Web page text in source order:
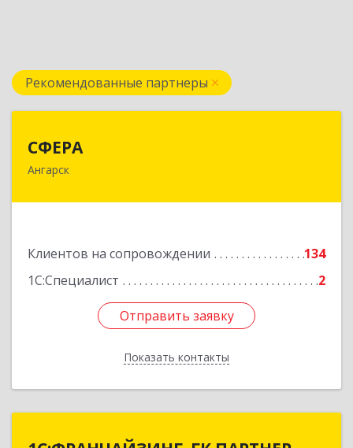
Рекомендованные партнеры
СФЕРА
Ангарск
Клиентов на сопровождении
134
1С:Специалист
2
Отправить заявку
Показать контакты
665816, Иркутская обл, Ангарск г, 177-й кв-л,
Отправить заявку
Назад
1С:ФРАНЧАЙЗИНГ. ГК ПАРТНЕР